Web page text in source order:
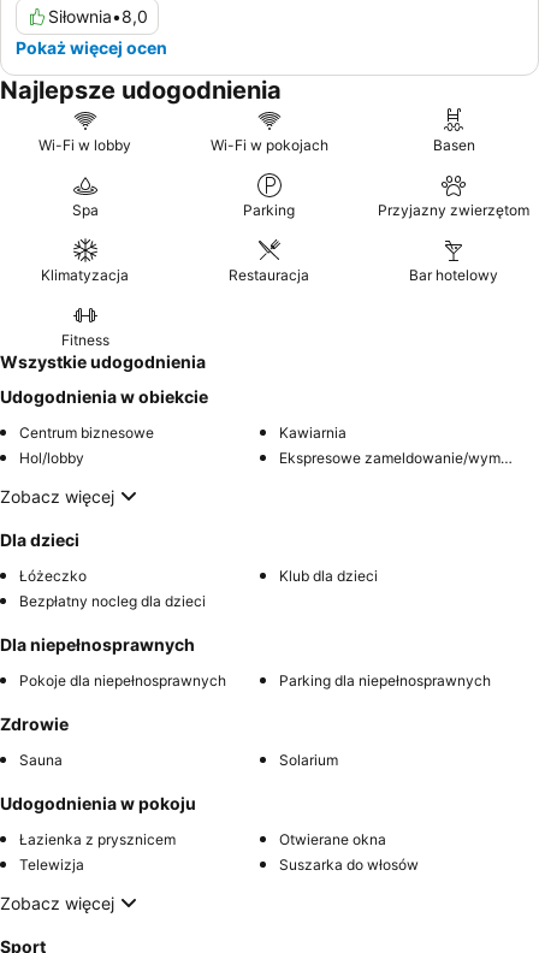
Siłownia•8,0
Pokaż więcej ocen
Najlepsze udogodnienia
Wi-Fi w lobby Wi-Fi w pokojach Basen
Spa Parking Przyjazny zwierzętom
Klimatyzacja Restauracja Bar hotelowy
Fitness
Wszystkie udogodnienia
Udogodnienia w obiekcie
Centrum biznesowe
Kawiarnia
Hol/lobby
Ekspresowe zameldowanie/wymeldowanie
Zobacz więcej
Dla dzieci
Łóżeczko
Klub dla dzieci
Bezpłatny nocleg dla dzieci
Dla niepełnosprawnych
Pokoje dla niepełnosprawnych Parking dla niepełnosprawnych
Zdrowie
Sauna Solarium
Udogodnienia w pokoju
Łazienka z prysznicem
Otwierane okna
Telewizja
Suszarka do włosów
Zobacz więcej
Sport